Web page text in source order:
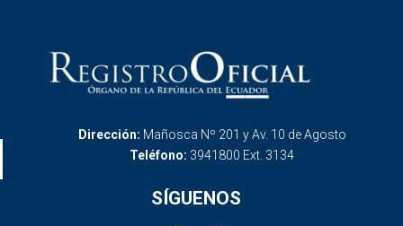
Dirección: Mañosca Nº 201 y Av. 10 de Agosto
Teléfono: 3941800 Ext. 3134
SÍGUENOS